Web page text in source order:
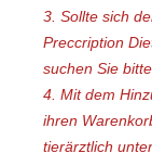
3. Sollte sich
Preccription
suchen Sie
4. Mit dem
ihren
tierärztlich